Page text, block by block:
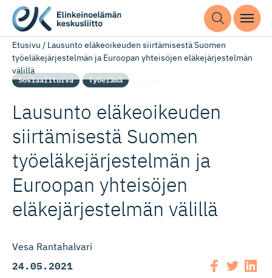
Etusivu / Lausunto eläkeoikeuden siirtämisestä Suomen
työeläkejärjestelmän ja Euroopan yhteisöjen eläkejärjestelmän
välillä
Sosiaaliturva Työelämä
Lausunto eläkeoikeuden
siirtämisestä Suomen
työeläkejär­jes­telmän ja
Euroopan yhteisöjen
eläkejärjes­telmän välillä
Vesa Rantahalvari
24.05.2021